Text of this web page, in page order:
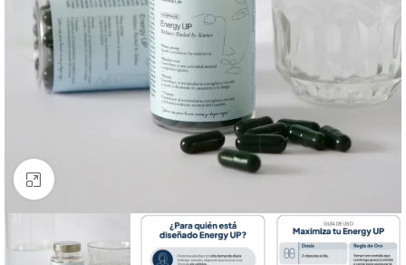
Clic para ampliar